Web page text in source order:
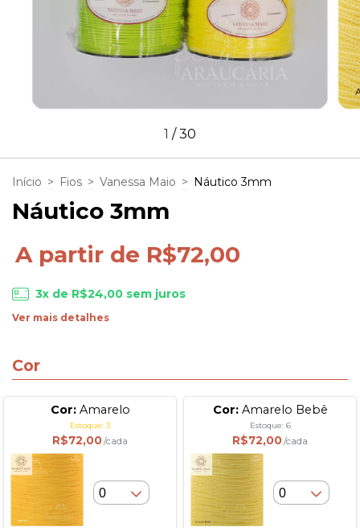
1 /30
Início > Fios > Vanessa Maio > Náutico 3mm
Náutico 3mm
A partir de R$72,00
3x de R$24,00sem juros
Ver mais detalhes
Cor
Cor:Amarelo
Estoque: 3
R$72,00 /cada
Cor:Amarelo Bebê
Estoque: 6
R$72,00 /cada